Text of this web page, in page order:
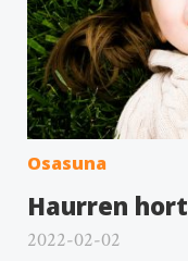
Osasuna
Haurren
2022-02-02